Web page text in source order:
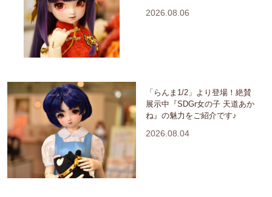
2026.08.06
「らんま1/2」より登場！絶賛
展示中『SDGr女の子 天道あか
ね』の魅力をご紹介です♪
2026.08.04